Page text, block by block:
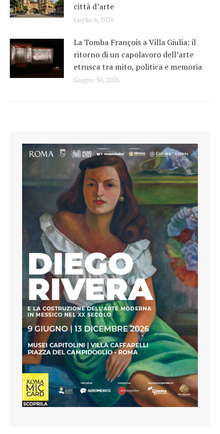
città d’arte
Luglio 6, 2026
La Tomba François a Villa Giulia: il
ritorno di un capolavoro dell’arte
etrusca tra mito, politica e memoria
Giugno 30, 2026